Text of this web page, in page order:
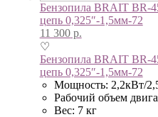
Бензопила BRAIT BR-
цепь 0,325″-1,5мм-72
11 300р.
♡
Бензопила BRAIT BR-
цепь 0,325″-1,5мм-72
Мощность: 2,2кВт/
Рабочий объем
Вес: 7 кг